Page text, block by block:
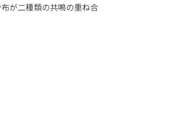
が二種類の共鳴の重ね合